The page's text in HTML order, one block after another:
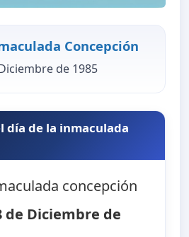
Concepción
de 1985
día de la inmaculada
concepción
de Diciembre de